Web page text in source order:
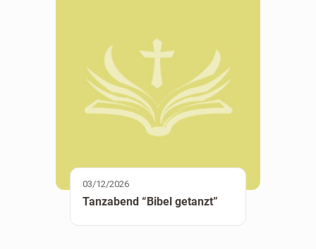
03/12/2026
Tanzabend “Bibel getanzt”